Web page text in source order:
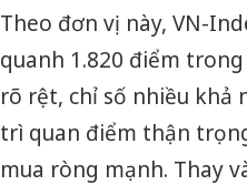
Theo đơn vị này, VN-
quanh 1.820 điểm
rõ rệt, chỉ số nhiều khả
trì quan điểm thận
mua ròng mạnh. Thay